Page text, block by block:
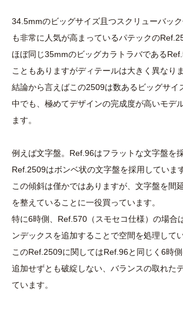
34.5mmのビッグサイズ且つスクリューバッ
も非常に人気が高まっているパテックの
ほぼ同じ35mmのビッグカラトラバである
こともありますがディテールは大きく異なりま
結論から言えばこの2509は数あるビッグサイ
中でも、極めてデザインの完成度が高いモデ
ます。
例えば文字盤。Ref.96はフラットな文字盤を
Ref.2509はボンベ状の文字盤を採用しています
この傾斜は僅かではありますが、文字盤を間
を整えていることに一役買っています。
特に6時側、Ref.570（スモセコ仕様）の場合
ンデックスを追加することで空間を処理して
このRef.2509に関してはRef.96と同じく6時
追加せずとも破綻しない、バランスの取れた
ています。